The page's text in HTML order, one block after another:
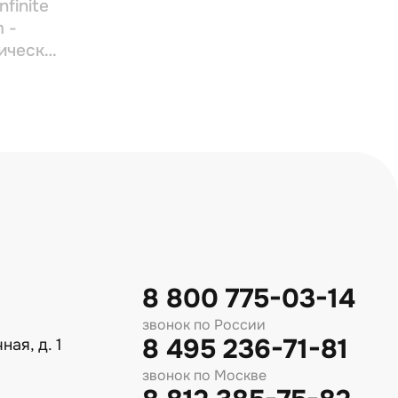
-
с
д. 1
8 800 775-03-14
звонок по России
8 495 236-71-81
звонок по Москве